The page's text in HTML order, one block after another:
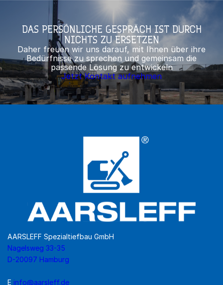
DAS PERSÖNLICHE GESPRÄCH IST DURCH
NICHTS ZU ERSETZEN
Daher freuen wir uns darauf, mit Ihnen über ihre
Bedürfnisse zu sprechen und gemeinsam die
passende Lösung zu entwickeln
Jetzt Kontakt aufnehmen
AARSLEFF Spezialtiefbau GmbH
Nagelsweg 33-35
D-20097 Hamburg
E info@aarsleff.de